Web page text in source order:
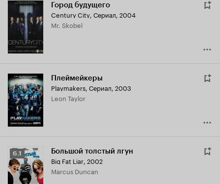
Город будущего
Century City, Сериал, 2004
Mr. Skobel
Плеймейкеры
Playmakers, Сериал, 2003
Leon Taylor
Рейтинг
Кинопоиска
6.1
6.1 Большой толстый лгун
Big Fat Liar, 2002
Marcus Duncan